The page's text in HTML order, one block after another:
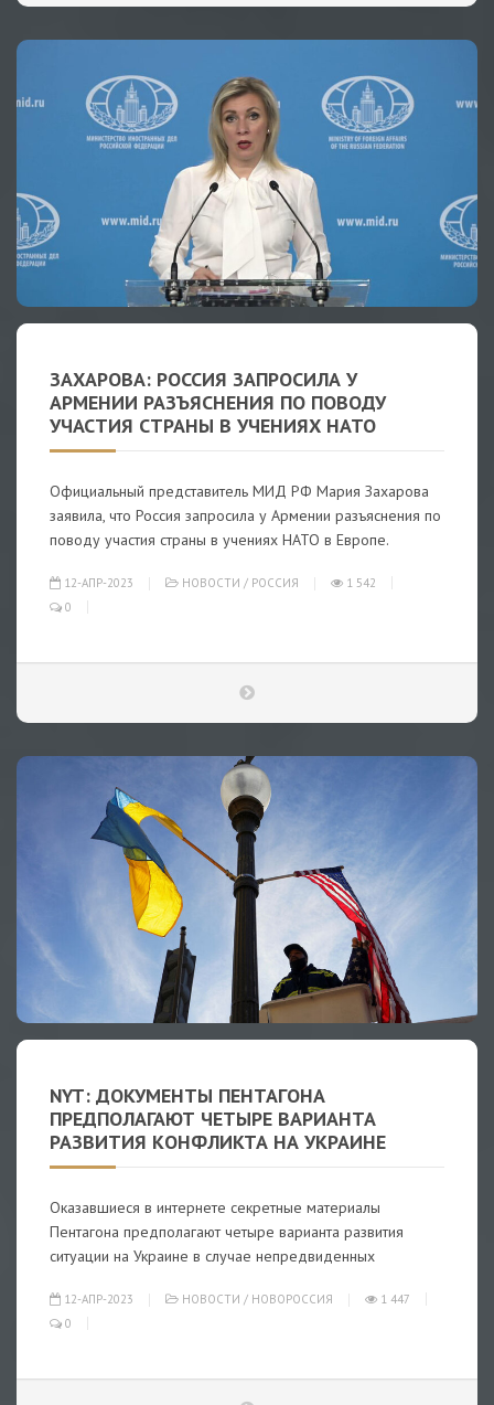
ЗАХАРОВА: РОССИЯ ЗАПРОСИЛА У
АРМЕНИИ РАЗЪЯСНЕНИЯ ПО ПОВОДУ
УЧАСТИЯ СТРАНЫ В УЧЕНИЯХ НАТО
Официальный представитель МИД РФ Мария Захарова
заявила, что Россия запросила у Армении разъяснения по
поводу участия страны в учениях НАТО в Европе.
12-АПР-2023 НОВОСТИ / РОССИЯ
1 542
0
NYT: ДОКУМЕНТЫ ПЕНТАГОНА
ПРЕДПОЛАГАЮТ ЧЕТЫРЕ ВАРИАНТА
РАЗВИТИЯ КОНФЛИКТА НА УКРАИНЕ
Оказавшиеся в интернете секретные материалы
Пентагона предполагают четыре варианта развития
ситуации на Украине в случае непредвиденных
12-АПР-2023 НОВОСТИ / НОВОРОССИЯ
1 447
0